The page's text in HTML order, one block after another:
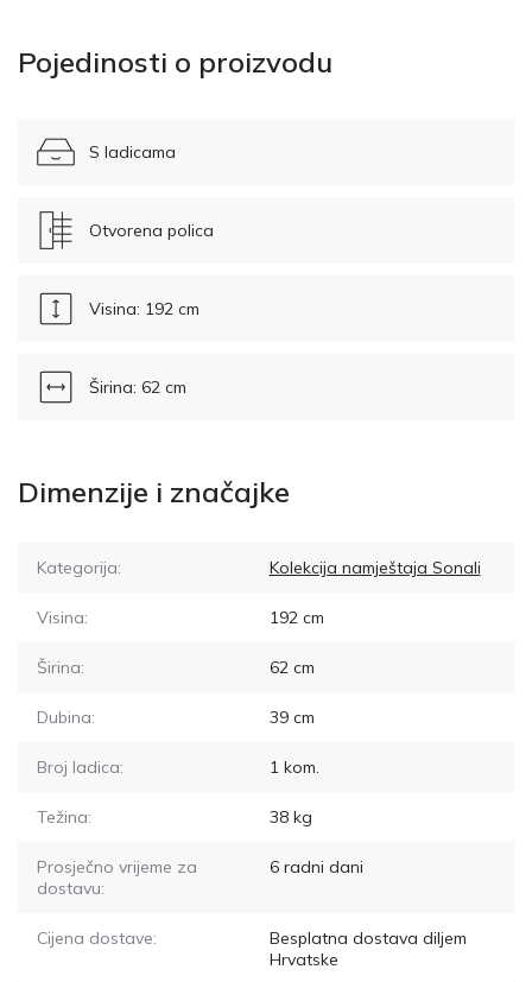
Pojedinosti o proizvodu
S ladicama
Otvorena polica
Visina: 192 cm
Širina: 62 cm
Dimenzije i značajke
Kategorija: Kolekcija namještaja Sonali
Visina: 192cm
Širina: 62cm
Dubina: 39cm
Broj ladica: 1kom.
Težina: 38kg
Prosječno vrijeme za
dostavu:
6radni dani
Cijena dostave:
Besplatna dostava diljem
Hrvatske